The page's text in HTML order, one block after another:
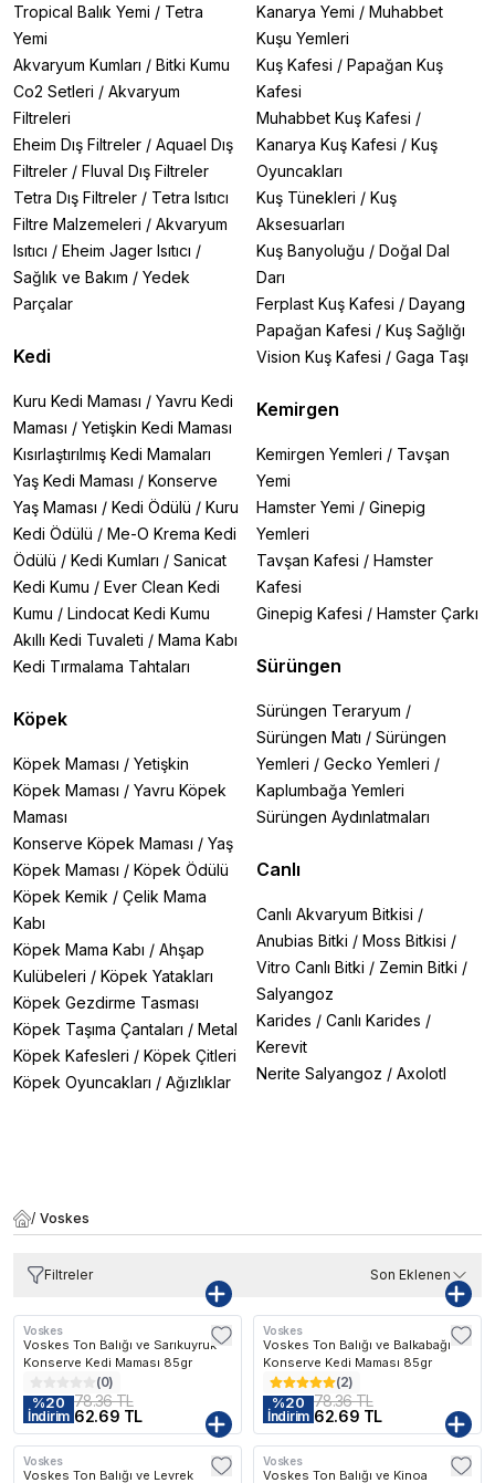
Tropical Balık Yemi / Tetra
Yemi
Akvaryum Kumları / Bitki Kumu
Co2 Setleri / Akvaryum
Filtreleri
Eheim Dış Filtreler / Aquael Dış
Filtreler / Fluval Dış Filtreler
Tetra Dış Filtreler / Tetra Isıtıcı
Filtre Malzemeleri / Akvaryum
Isıtıcı / Eheim Jager Isıtıcı /
Sağlık ve Bakım / Yedek
Parçalar
Kedi
Kuru Kedi Maması / Yavru Kedi
Maması / Yetişkin Kedi Maması
Kısırlaştırılmış Kedi Mamaları
Yaş Kedi Maması / Konserve
Yaş Maması / Kedi Ödülü / Kuru
Kedi Ödülü / Me-O Krema Kedi
Ödülü / Kedi Kumları / Sanicat
Kedi Kumu / Ever Clean Kedi
Kumu / Lindocat Kedi Kumu
Akıllı Kedi Tuvaleti / Mama Kabı
Kedi Tırmalama Tahtaları
Köpek
Köpek Maması / Yetişkin
Köpek Maması / Yavru Köpek
Maması
Konserve Köpek Maması / Yaş
Köpek Maması / Köpek Ödülü
Köpek Kemik / Çelik Mama
Kabı
Köpek Mama Kabı / Ahşap
Kulübeleri / Köpek Yatakları
Köpek Gezdirme Tasması
Köpek Taşıma Çantaları / Metal
Köpek Kafesleri / Köpek Çitleri
Köpek Oyuncakları / Ağızlıklar
Kanarya Yemi / Muhabbet
Kuşu Yemleri
Kuş Kafesi / Papağan Kuş
Kafesi
Muhabbet Kuş Kafesi /
Kanarya Kuş Kafesi / Kuş
Oyuncakları
Kuş Tünekleri / Kuş
Aksesuarları
Kuş Banyoluğu / Doğal Dal
Darı
Ferplast Kuş Kafesi / Dayang
Papağan Kafesi / Kuş Sağlığı
Vision Kuş Kafesi / Gaga Taşı
Kemirgen
Kemirgen Yemleri / Tavşan
Yemi
Hamster Yemi / Ginepig
Yemleri
Tavşan Kafesi / Hamster
Kafesi
Ginepig Kafesi / Hamster Çarkı
Sürüngen
Sürüngen Teraryum /
Sürüngen Matı / Sürüngen
Yemleri / Gecko Yemleri /
Kaplumbağa Yemleri
Sürüngen Aydınlatmaları
Canlı
Canlı Akvaryum Bitkisi /
Anubias Bitki / Moss Bitkisi /
Vitro Canlı Bitki / Zemin Bitki /
Salyangoz
Karides / Canlı Karides /
Kerevit
Nerite Salyangoz / Axolotl
/ Voskes
Filtreler Son Eklenen
Voskes
Voskes Ton Balığı ve Sarıkuyruk
Konserve Kedi Maması 85gr
(0)
%20
İndirim
78.36 TL
62.69 TL
Voskes
Voskes Ton Balığı ve Balkabağı
Konserve Kedi Maması 85gr
(2)
%20
İndirim
78.36 TL
62.69 TL
Voskes
Voskes Ton Balığı ve Levrek
Voskes
Voskes Ton Balığı ve Kinoa